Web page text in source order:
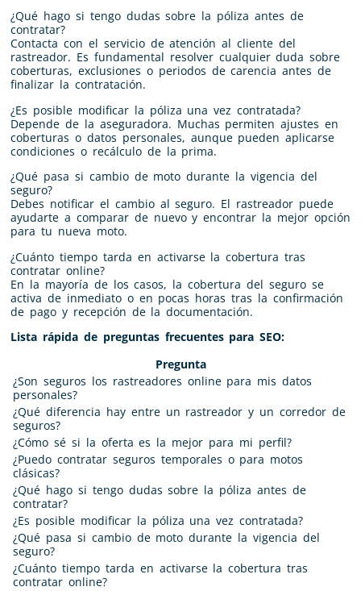
¿Qué hago si tengo dudas sobre la póliza antes de
contratar?
Contacta con el servicio de atención al cliente del
rastreador. Es fundamental resolver cualquier duda sobre
coberturas, exclusiones o periodos de carencia antes de
finalizar la contratación.
¿Es posible modificar la póliza una vez contratada?
Depende de la aseguradora. Muchas permiten ajustes en
coberturas o datos personales, aunque pueden aplicarse
condiciones o recálculo de la prima.
¿Qué pasa si cambio de moto durante la vigencia del
seguro?
Debes notificar el cambio al seguro. El rastreador puede
ayudarte a comparar de nuevo y encontrar la mejor opción
para tu nueva moto.
¿Cuánto tiempo tarda en activarse la cobertura tras
contratar online?
En la mayoría de los casos, la cobertura del seguro se
activa de inmediato o en pocas horas tras la confirmación
de pago y recepción de la documentación.
Lista rápida de preguntas frecuentes para SEO:
Pregunta
¿Son seguros los rastreadores online para mis datos
personales?
¿Qué diferencia hay entre un rastreador y un corredor de
seguros?
¿Cómo sé si la oferta es la mejor para mi perfil?
¿Puedo contratar seguros temporales o para motos
clásicas?
¿Qué hago si tengo dudas sobre la póliza antes de
contratar?
¿Es posible modificar la póliza una vez contratada?
¿Qué pasa si cambio de moto durante la vigencia del
seguro?
¿Cuánto tiempo tarda en activarse la cobertura tras
contratar online?